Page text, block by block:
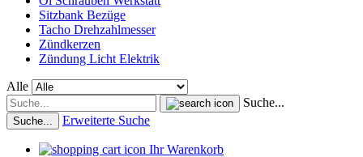
Sitzbank Bezüge
Tacho Drehzahlmesser
Zündkerzen
Zündung Licht Elektrik
Alle
Suche...
Suche... Erweiterte Suche
Ihr Warenkorb